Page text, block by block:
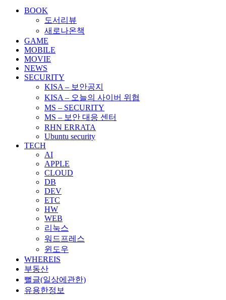
BOOK
도서리뷰
새로나온책
GAME
MOBILE
MOVIE
NEWS
SECURITY
KISA – 보안공지
KISA – 오늘의 사이버 위협
MS – SECURITY
MS – 보안 대응 센터
RHN ERRATA
Ubuntu security
TECH
AI
APPLE
CLOUD
DB
DEV
ETC
HW
WEB
리눅스
워드프레스
윈도우
WHEREIS
부동산
뻘글(일상에관한)
유용한정보